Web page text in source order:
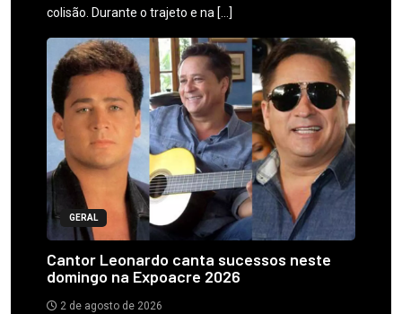
colisão. Durante o trajeto e na […]
GERAL
Cantor Leonardo canta sucessos neste
domingo na Expoacre 2026
2 de agosto de 2026